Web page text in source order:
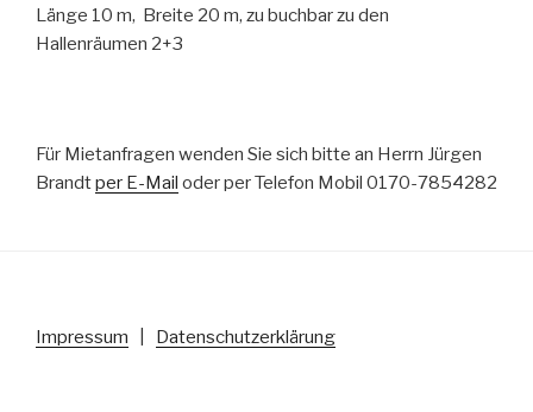
Länge 10 m, Breite 20 m, zu buchbar zu den
Hallenräumen 2+3
Für Mietanfragen wenden Sie sich bitte an Herrn Jürgen
Brandtper E-Mail oder per Telefon Mobil 0170-7854282
Impressum Datenschutzerklärung